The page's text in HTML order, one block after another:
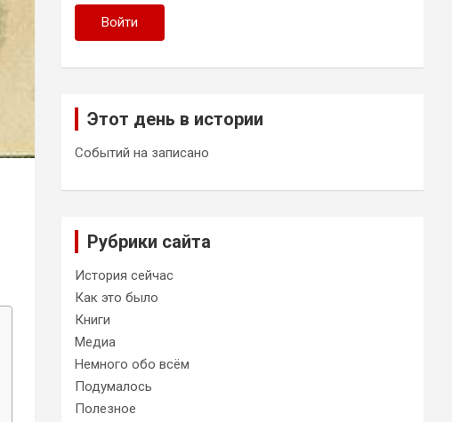
Войти
Этот день в истории
Событий на записано
Рубрики сайта
История сейчас
Как это было
Книги
Медиа
Немного обо всём
Подумалось
Полезное